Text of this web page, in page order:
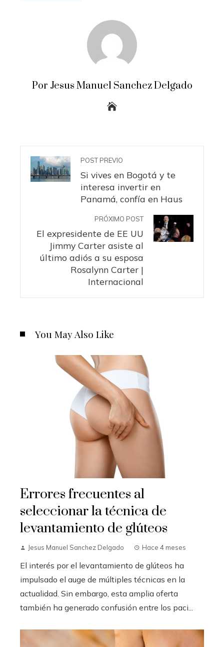
Por Jesus Manuel Sanchez Delgado
POST PREVIO
Si vives en Bogotá y te
interesa invertir en
Panamá, confía en Haus
PRÓXIMO POST
El expresidente de EE UU
Jimmy Carter asiste al
último adiós a su esposa
Rosalynn Carter |
Internacional
You May Also Like
Errores frecuentes al
seleccionar la técnica de
levantamiento de glúteos
Jesus Manuel Sanchez Delgado Hace 4 meses
El interés por el levantamiento de glúteos ha
impulsado el auge de múltiples técnicas en la
actualidad. Sin embargo, esta amplia oferta
también ha generado confusión entre los paci...